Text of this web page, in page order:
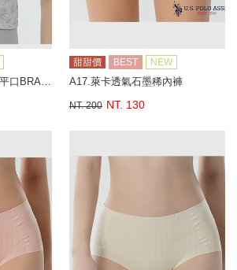
A18.薄荷涼感緹花織紋平口BRA背心
甜甜價 BEST NEW
A17.萊卡透氣石墨稀內褲
NT. 200 NT. 130